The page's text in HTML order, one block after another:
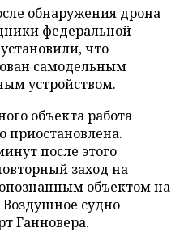
обнаружения дрона
федеральной
что
самодельным
устройством.
объекта работа
приостановлена.
после этого
заход на
объектом на
Воздушное судно
Ганновера.